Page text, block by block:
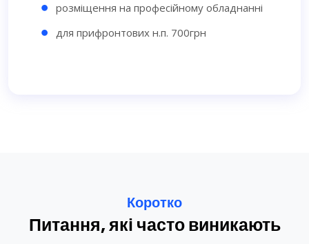
розміщення на професійному обладнанні
для прифронтових н.п. 700грн
Коротко
Питання, які часто виникають